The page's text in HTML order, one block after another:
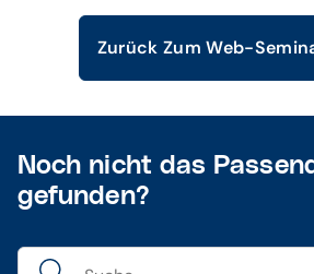
Zurück Zum Web-
Noch nicht das
gefunden?